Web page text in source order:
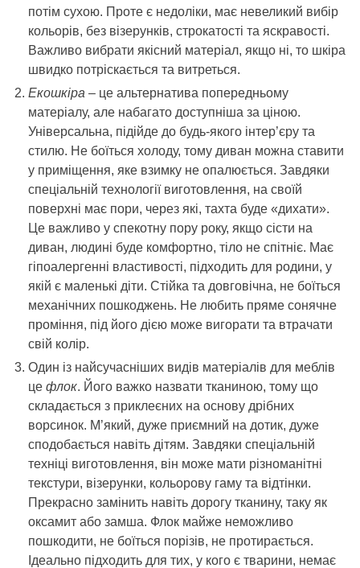
потім сухою. Проте є недоліки, має невеликий вибір
кольорів, без візерунків, строкатості та яскравості.
Важливо вибрати якісний матеріал, якщо ні, то шкіра
швидко потріскається та витреться.
Екошкіра – це альтернатива попередньому
матеріалу, але набагато доступніша за ціною.
Універсальна, підійде до будь-якого інтер’єру та
стилю. Не боїться холоду, тому диван можна ставити
у приміщення, яке взимку не опалюється. Завдяки
спеціальній технології виготовлення, на своїй
поверхні має пори, через які, тахта буде «дихати».
Це важливо у спекотну пору року, якщо сісти на
диван, людині буде комфортно, тіло не спітніє. Має
гіпоалергенні властивості, підходить для родини, у
якій є маленькі діти. Стійка та довговічна, не боїться
механічних пошкоджень. Не любить пряме сонячне
проміння, під його дією може вигорати та втрачати
свій колір.
Один із найсучасніших видів матеріалів для меблів
це флок. Його важко назвати тканиною, тому що
складається з приклеєних на основу дрібних
ворсинок. М’який, дуже приємний на дотик, дуже
сподобається навіть дітям. Завдяки спеціальній
техніці виготовлення, він може мати різноманітні
текстури, візерунки, кольорову гаму та відтінки.
Прекрасно замінить навіть дорогу тканину, таку як
оксамит або замша. Флок майже неможливо
пошкодити, не боїться порізів, не протирається.
Ідеально підходить для тих, у кого є тварини, немає